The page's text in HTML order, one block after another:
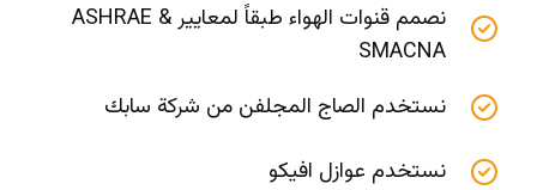
نصمم قنوات الهواء طبقاً لمعايير ASHRAE &
SMACNA
نستخدم الصاج المجلفن من شركة سابك
نستخدم عوازل افيكو